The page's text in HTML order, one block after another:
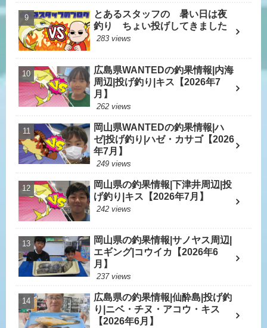
とあるスタッフの 暑い日は夜
釣り ちょい投げしてきました
283 views
広島県WANTEDの釣果情報|内海
周辺|投げ釣り|キス【2026年7
月】
262 views
岡山県WANTEDの釣果情報|ハ
ゼ|投げ釣り|ハゼ・カサゴ【2026
年7月】
249 views
岡山県の釣果情報|下津井周辺|投
げ釣り|キス【2026年7月】
242 views
岡山県の釣果情報|サノヤス周辺|
エギング|コウイカ【2026年6
月】
237 views
広島県の釣果情報|仙酔島|投げ釣
り|ニベ・チヌ・アコウ・キス
【2026年6月】